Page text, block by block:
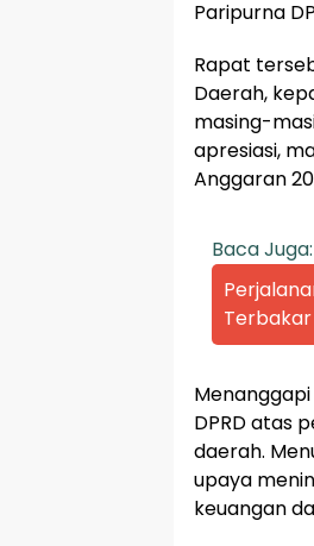
Paripurna
Rapat
Daerah,
masing-
apresiasi,
Anggaran
Baca Juga:
DPRD atas
daerah.
upaya
keuangan